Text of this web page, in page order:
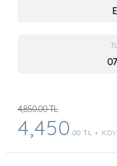
4,850.00 TL
4,450 .00 TL + KDV